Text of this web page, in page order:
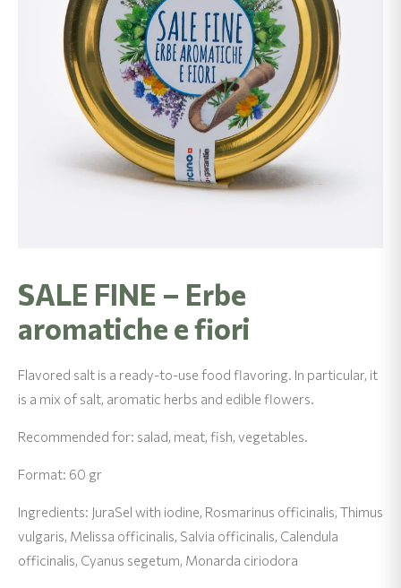
SALE FINE – Erbe
aromatiche e fiori
Flavored salt is a ready-to-use food flavoring. In particular, it
is a mix of salt, aromatic herbs and edible flowers.
Recommended for: salad, meat, fish, vegetables.
Format: 60 gr
Ingredients: JuraSel with iodine, Rosmarinus officinalis, Thimus
vulgaris, Melissa officinalis, Salvia officinalis, Calendula
officinalis, Cyanus segetum, Monarda ciriodora